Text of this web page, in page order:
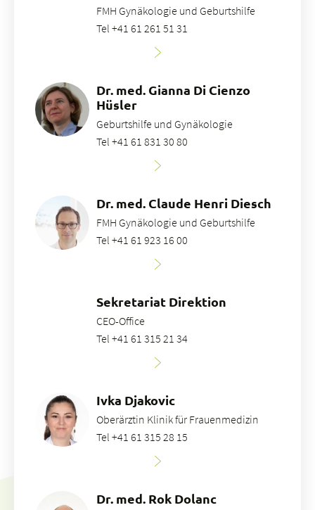
FMH Gynäkologie und Geburtshilfe
Tel +41 61 261 51 31
Dr. med. Gianna Di Cienzo
Hüsler
Geburtshilfe und Gynäkologie
Tel +41 61 831 30 80
Dr. med. Claude Henri Diesch
FMH Gynäkologie und Geburtshilfe
Tel +41 61 923 16 00
Sekretariat Direktion
CEO-Office
Tel +41 61 315 21 34
Ivka Djakovic
Oberärztin Klinik für Frauenmedizin
Tel +41 61 315 28 15
Dr. med. Rok Dolanc